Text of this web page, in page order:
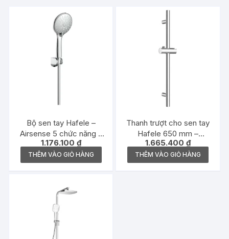
Bộ sen tay Hafele –
Airsense 5 chức năng –
485.60.626
1.176.100 ₫
THÊM VÀO GIỎ HÀNG
Thanh trượt cho sen tay
Hafele 650 mm –
485.60.614
1.665.400₫
THÊM VÀO GIỎ HÀNG